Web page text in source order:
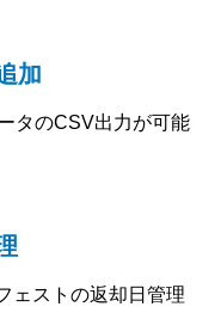
加
タのCSV出力が可能
ェストの返却日管理